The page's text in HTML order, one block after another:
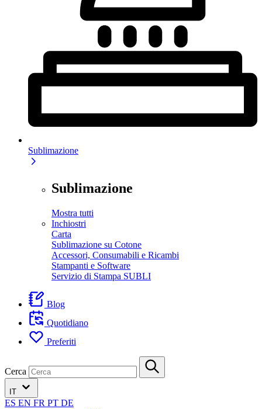
Sublimazione
Sublimazione
Mostra tutti
Inchiostri
Carta
Sublimazione su Cotone
Accessori, Consumabili e Ricambi
Stampanti e Software
Servizio di Stampa SUBLI
Blog
Quotidiano
Preferiti
Cerca
IT
ES EN FR PT DE